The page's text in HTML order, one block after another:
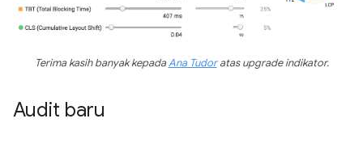
Terima kasih banyak kepadaAna Tudoratas upgrade indikator.
Audit baru